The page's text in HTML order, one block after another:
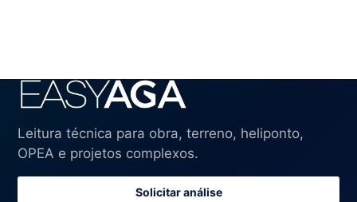
Leitura técnica para obra, terreno, heliponto,
OPEA e projetos complexos.
Solicitar análise